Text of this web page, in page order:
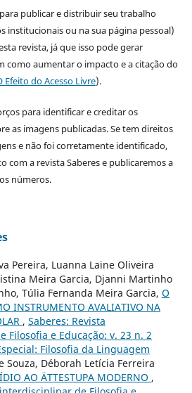
publicar e distribuir seu trabalho
institucionais ou na sua página pessoal)
revista, já que isso pode gerar
como aumentar o impacto e a citação do
Efeito do Acesso Livre).
para identificar e creditar os
as imagens publicadas. Se tem direitos
e não foi corretamente identificado,
com a revista Saberes e publicaremos a
números.
Pereira, Luanna Laine Oliveira
Meira Garcia, Djanni Martinho
Túlia Fernanda Meira Garcia, O
INSTRUMENTO AVALIATIVO NA
, Saberes: Revista
Filosofia e Educação: v. 23 n. 2
Filosofia da Linguagem
Souza, Déborah Letícia Ferreira
AO ÄTTESTUPA MODERNO ,